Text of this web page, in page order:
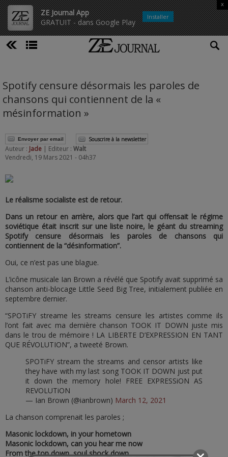
ZE Journal App
GRATUIT - dans Google Play
x
Installer
Spotify censure désormais les paroles de
chansons qui contiennent de la «
mésinformation »
Envoyer par email Souscrire à la newsletter
Auteur : Jade | Editeur : Walt
Vendredi, 19 Mars 2021 - 04h37
Le réalisme socialiste est de retour.
Dans un retour en arrière, alors que l’art qui offensait le régime
soviétique était inscrit sur une liste noire, le géant du streaming
Spotify censure désormais les paroles de chansons qui
contiennent de la “désinformation”.
Oui, ce n’est pas une blague.
L’icône musicale Ian Brown a révélé que Spotify avait supprimé sa
chanson anti-blocage Little Seed Big Tree, initialement publiée en
septembre dernier.
“SPOTiFY streame les streams censure les artistes comme ils
l’ont fait avec ma dernière chanson TOOK IT DOWN juste mis
dans le trou de mémoire ! LA LIBERTE D’EXPRESSION EN TANT
QUE RÉVOLUTION”, a tweeté Brown.
SPOTiFY stream the streams and censor artists like
they have with my last song TOOK IT DOWN just put
it down the memory hole! FREE EXPRESSiON AS
REVOLUTiON
— Ian Brown (@ianbrown) March 12, 2021
La chanson comprenait les paroles ;
Masonic lockdown, in your hometown
Masonic lockdown, can you hear me now
From the top down, soul shock down